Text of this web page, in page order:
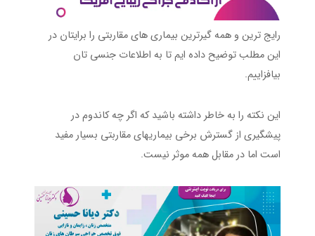
رایج ترین و همه گیرترین بیماری های مقاربتی را برایتان در
این مطلب توضیح داده ایم تا به اطلاعات جنسی تان
بیافزاییم.
این نکته را به خاطر داشته باشید که اگر چه کاندوم در
پیشگیری از گسترش برخی بیماریهای مقاربتی بسیار مفید
است اما در مقابل همه موثر نیست.